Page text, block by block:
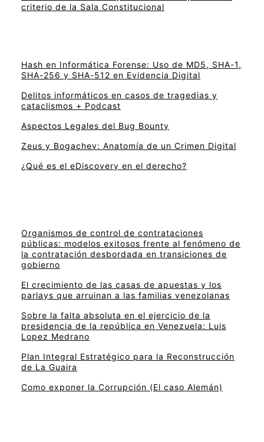
criterio de la Sala Constitucional
Hash en Informática Forense: Uso de MD5, SHA-1,
SHA-256 y SHA-512 en Evidencia Digital
Delitos informáticos en casos de tragedias y
cataclismos + Podcast
Aspectos Legales del Bug Bounty
Zeus y Bogachev: Anatomía de un Crimen Digital
¿Qué es el eDiscovery en el derecho?
Organismos de control de contrataciones
públicas: modelos exitosos frente al fenómeno de
la contratación desbordada en transiciones de
gobierno
El crecimiento de las casas de apuestas y los
parlays que arruinan a las familias venezolanas
Sobre la falta absoluta en el ejercicio de la
presidencia de la república en Venezuela: Luis
Lopez Medrano
Plan Integral Estratégico para la Reconstrucción
de La Guaira
Como exponer la Corrupción (El caso Alemán)